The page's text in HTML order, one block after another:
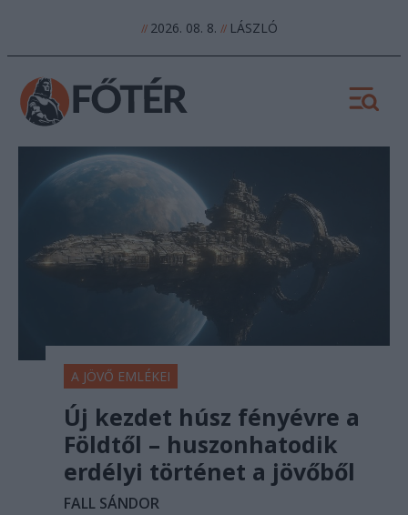
//2026. 08. 8. //LÁSZLÓ
A JÖVŐ EMLÉKEI
Új kezdet húsz fényévre a
Földtől – huszonhatodik
erdélyi történet a jövőből
FALL SÁNDOR